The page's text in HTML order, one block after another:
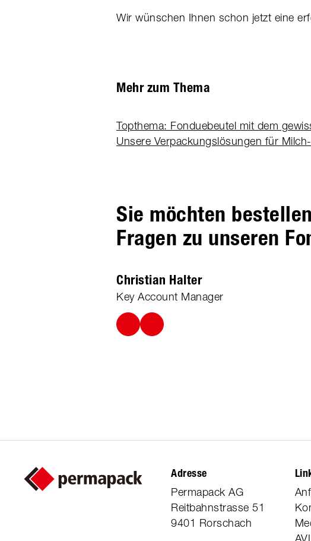
Wir wünschen Ihnen schon jetzt eine
Mehr zum Thema
Topthema: Fonduebeutel mit dem
Unsere Verpackungslösungen für
Sie möchten
Fragen zu unseren
Christian Halter
Key Account Manager
Adresse
Permapack AG
Reitbahnstrasse 51
9401 Rorschach
AVL